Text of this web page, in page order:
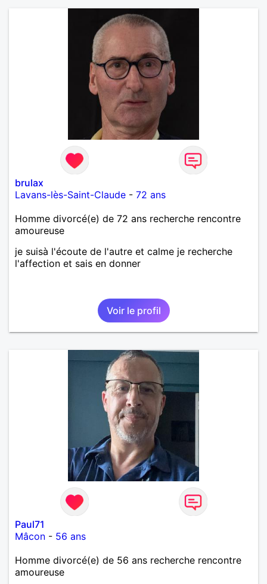
brulax
Lavans-lès-Saint-Claude - 72 ans
Homme divorcé(e) de 72 ans recherche rencontre
amoureuse
je suisà l'écoute de l'autre et calme je recherche
l'affection et sais en donner
Voir le profil
Paul71
Mâcon - 56 ans
Homme divorcé(e) de 56 ans recherche rencontre
amoureuse